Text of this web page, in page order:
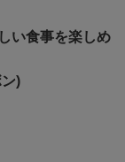
い食事を楽しめ
)